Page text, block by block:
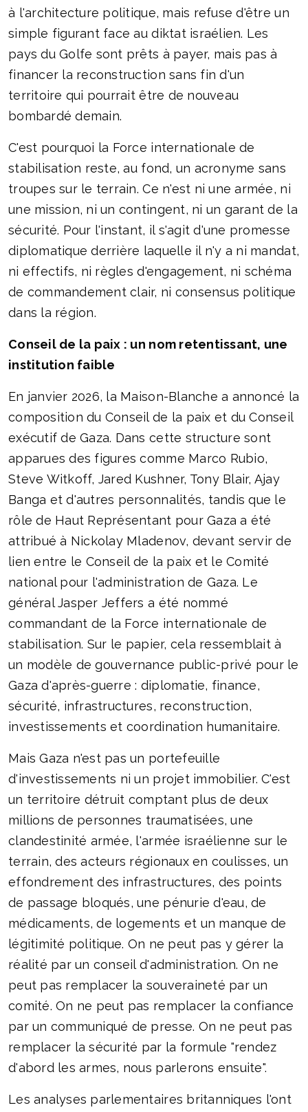
à l'architecture politique, mais refuse d'être un
simple figurant face au diktat israélien. Les
pays du Golfe sont prêts à payer, mais pas à
financer la reconstruction sans fin d'un
territoire qui pourrait être de nouveau
bombardé demain.
C'est pourquoi la Force internationale de
stabilisation reste, au fond, un acronyme sans
troupes sur le terrain. Ce n'est ni une armée, ni
une mission, ni un contingent, ni un garant de la
sécurité. Pour l'instant, il s'agit d'une promesse
diplomatique derrière laquelle il n'y a ni mandat,
ni effectifs, ni règles d'engagement, ni schéma
de commandement clair, ni consensus politique
dans la région.
Conseil de la paix : un nom retentissant, une
institution faible
En janvier 2026, la Maison-Blanche a annoncé la
composition du Conseil de la paix et du Conseil
exécutif de Gaza. Dans cette structure sont
apparues des figures comme Marco Rubio,
Steve Witkoff, Jared Kushner, Tony Blair, Ajay
Banga et d'autres personnalités, tandis que le
rôle de Haut Représentant pour Gaza a été
attribué à Nickolay Mladenov, devant servir de
lien entre le Conseil de la paix et le Comité
national pour l'administration de Gaza. Le
général Jasper Jeffers a été nommé
commandant de la Force internationale de
stabilisation. Sur le papier, cela ressemblait à
un modèle de gouvernance public-privé pour le
Gaza d'après-guerre : diplomatie, finance,
sécurité, infrastructures, reconstruction,
investissements et coordination humanitaire.
Mais Gaza n'est pas un portefeuille
d'investissements ni un projet immobilier. C'est
un territoire détruit comptant plus de deux
millions de personnes traumatisées, une
clandestinité armée, l'armée israélienne sur le
terrain, des acteurs régionaux en coulisses, un
effondrement des infrastructures, des points
de passage bloqués, une pénurie d'eau, de
médicaments, de logements et un manque de
légitimité politique. On ne peut pas y gérer la
réalité par un conseil d'administration. On ne
peut pas remplacer la souveraineté par un
comité. On ne peut pas remplacer la confiance
par un communiqué de presse. On ne peut pas
remplacer la sécurité par la formule "rendez
d'abord les armes, nous parlerons ensuite".
Les analyses parlementaires britanniques l'ont